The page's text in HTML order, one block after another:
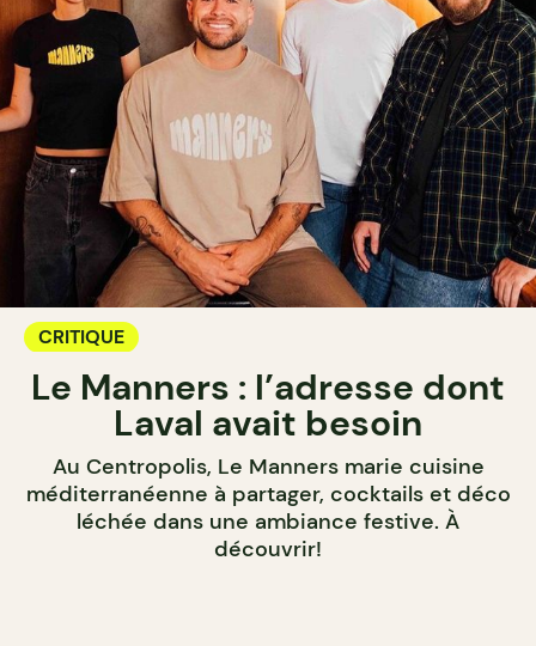
CRITIQUE
Le Manners : l’adresse dont
Laval avait besoin
Au Centropolis, Le Manners marie cuisine
méditerranéenne à partager, cocktails et déco
léchée dans une ambiance festive. À
découvrir!